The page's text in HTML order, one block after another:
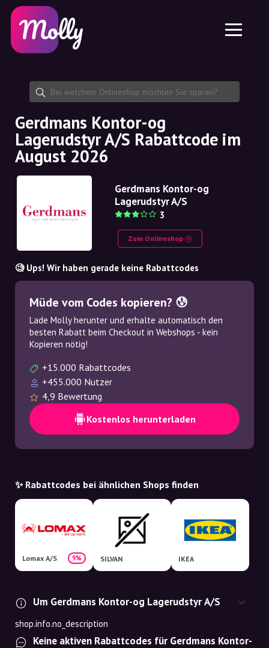
Hautpflege
Haarpflege
Rabattcode teilen
Funktionen
Jobs
Über uns
Partnerschaft
Plattform
Molly für iPhone und iPad
Molly für Android
DE
EN
SE
NO
DE
Gerdmans Kontor-og
Lagerudstyr A/S Rabattcode im
August 2026
Gerdmans Kontor-og
Lagerudstyr A/S
3
Zum Onlineshop
🧐 Ups! Wir haben gerade keine Rabattcodes
Müde vom Codes kopieren? 😰
Lade Molly herunter und erhalte automatisch den
besten Rabatt beim Checkout in Webshops - kein
Kopieren nötig!
+15.000 Rabattcodes
+455.000 Nutzer
4,9 Bewertung
Kostenlos herunterladen
✨ Rabattcodes bei ähnlichen Shops finden
Lomax A/S 9% SILVAN IKEA
Um Gerdmans Kontor-og Lagerudstyr A/S
shop.info.no_description
Keine aktiven Rabattcodes für Gerdmans Kontor-